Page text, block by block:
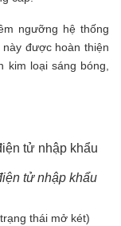
ngưỡng hệ thống
được hoàn thiện
kim loại sáng bóng,
tử nhập khẩu
thái mở két)